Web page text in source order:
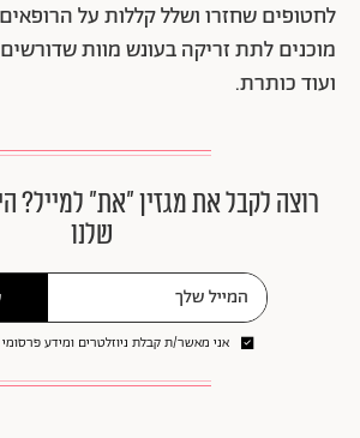
לחטופים שחזרו ושלל קללות על
מוכנים לתת זריקה בעונש מוות
ועוד כותרת.
רוצה לקבל את מגזין ״את״ למייל?
שלנו
אני מאשר/ת קבלת ניוזלטרים ומידע